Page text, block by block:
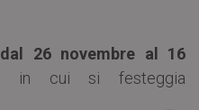
26 novembre al 16
in cui si festeggia